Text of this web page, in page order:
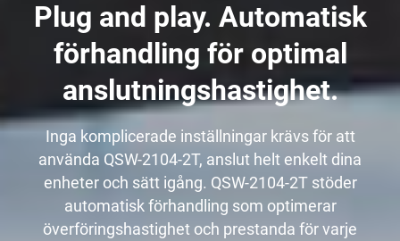
Plug and play. Automatisk
förhandling för optimal
anslutningshastighet.
Inga komplicerade inställningar krävs för att
använda QSW-2104-2T, anslut helt enkelt dina
enheter och sätt igång. QSW-2104-2T stöder
automatisk förhandling som optimerar
överföringshastighet och prestanda för varje